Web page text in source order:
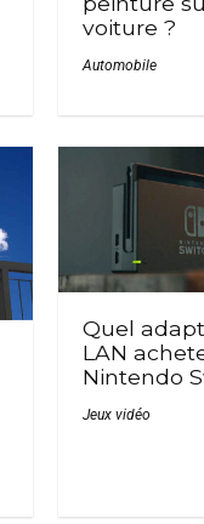
voiture ?
Automobile
Quel
LAN
Nintendo
Jeux vidéo